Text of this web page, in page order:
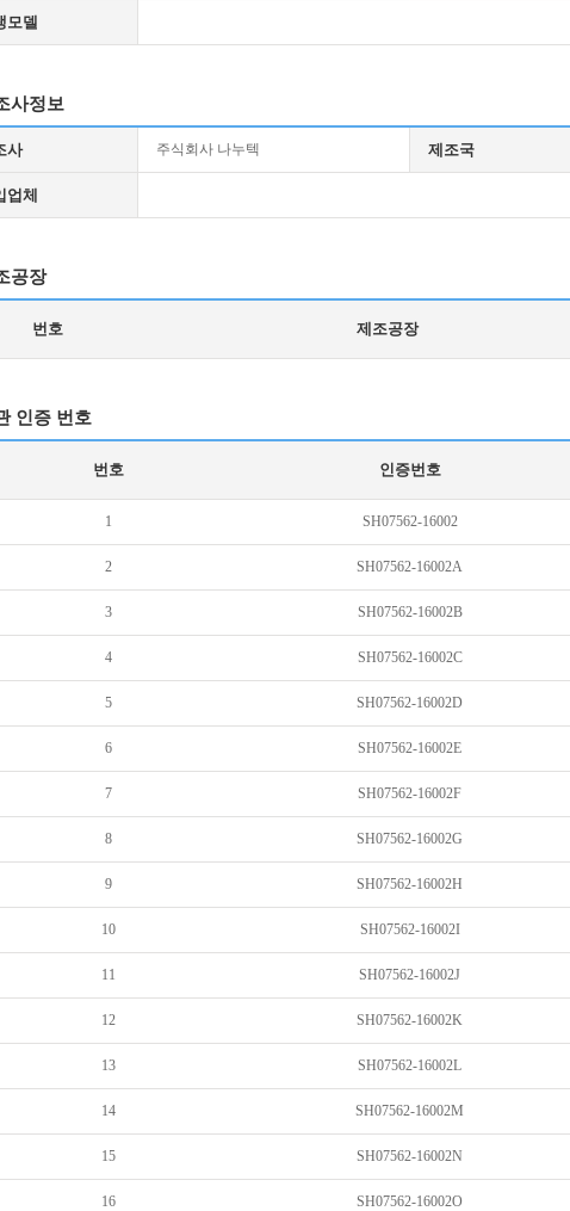
모델
사정보
사 주식회사 나누텍 제조국
업체
공장
번호 제조공장
인증 번호
번호 인증번호
1 SH07562-16002
2 SH07562-16002A
3 SH07562-16002B
4 SH07562-16002C
5 SH07562-16002D
6 SH07562-16002E
7 SH07562-16002F
8 SH07562-16002G
9 SH07562-16002H
10 SH07562-16002I
11 SH07562-16002J
12 SH07562-16002K
13 SH07562-16002L
14 SH07562-16002M
15 SH07562-16002N
16 SH07562-16002O